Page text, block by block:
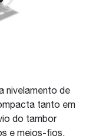
nivelamento de
tanto em
do tambor
e meios-fios.